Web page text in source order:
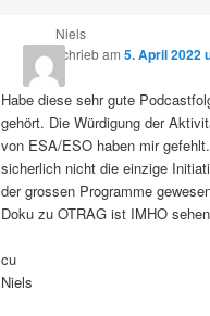
Niels
schriebam 5. April 2022
Habe diese sehr gute
gehört. Die Würdigung der
von ESA/ESO haben mir
sicherlich nicht die einzige
der grossen Programme
Doku zu OTRAG ist IMHO
cu
Niels